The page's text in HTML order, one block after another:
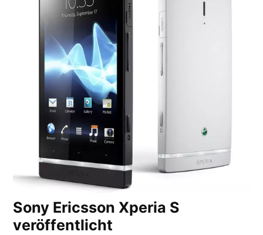
Sony Ericsson Xperia S
veröffentlicht